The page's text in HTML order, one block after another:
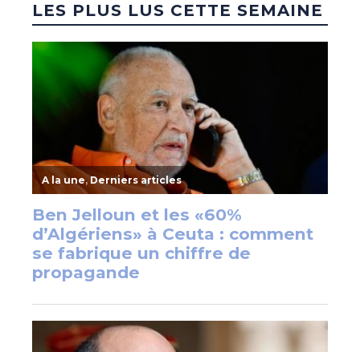
LES PLUS LUS CETTE SEMAINE